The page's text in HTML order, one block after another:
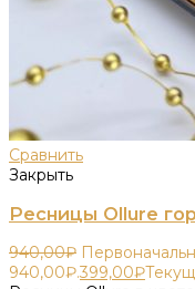
Сравнить
Закрыть
Ресницы Ollure
940,00₽
940,00₽.399,00₽